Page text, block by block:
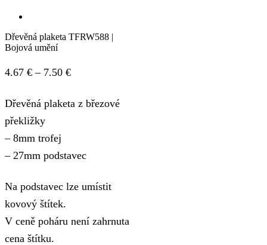
Dřevěná plaketa TFRW588 |
Bojová umění
4.67 € – 7.50 €Price
4.67 €
Dřevěná plaketa z březové
překližky
– 8mm trofej
– 27mm podstavec
Na podstavec lze umístit
kovový štítek.
V ceně poháru není zahrnuta
cena štítku.